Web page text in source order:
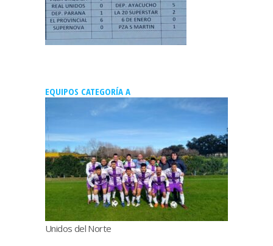
EQUIPOS CATEGORÍA A
Unidos del Norte